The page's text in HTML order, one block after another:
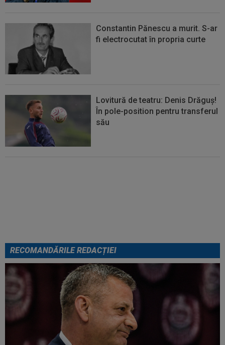
Constantin Pănescu a murit. S-ar
fi electrocutat în propria curte
Lovitură de teatru: Denis Drăguș!
În pole-position pentru transferul
său
RECOMANDĂRILE REDACȚIEI